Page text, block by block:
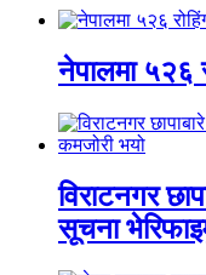
नेपालमा ५२६
विराटनगर
सूचना